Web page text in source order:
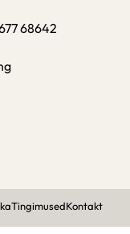
68642
TingimusedKontakt